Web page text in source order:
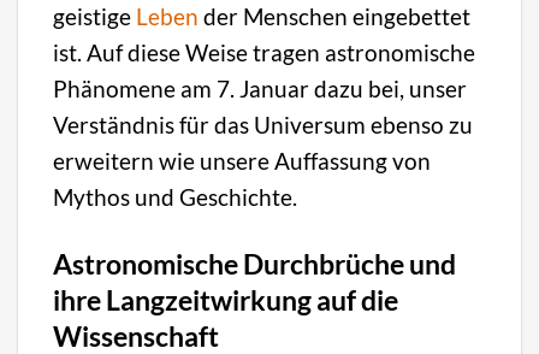
geistige Leben der Menschen eingebettet
ist. Auf diese Weise tragen astronomische
Phänomene am 7. Januar dazu bei, unser
Verständnis für das Universum ebenso zu
erweitern wie unsere Auffassung von
Mythos und Geschichte.
Astronomische Durchbrüche und
ihre Langzeitwirkung auf die
Wissenschaft